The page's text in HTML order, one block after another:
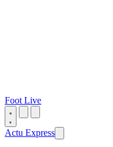
Foot Live
Actu Express